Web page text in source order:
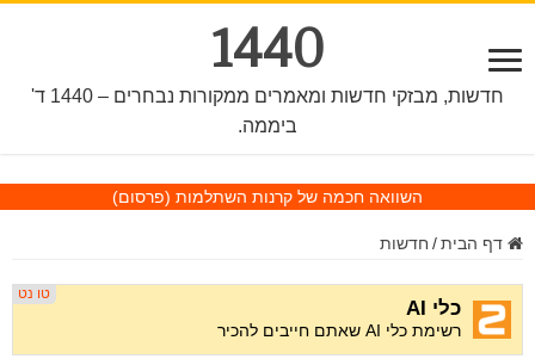
1440
חדשות, מבזקי חדשות ומאמרים ממקורות נבחרים – 1440 ד'
ביממה.
השוואה חכמה של קרנות השתלמות (פרסום)
דף הבית / חדשות